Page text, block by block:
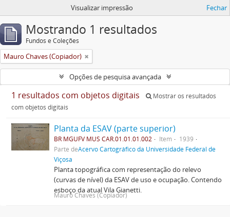
Visualizar impressão Fechar
Mostrando 1 resultados
Fundos e Coleções
Mauro Chaves (Copiador)
Opções de pesquisa avançada
1 resultados com objetos digitais
Mostrar os resultados
com objetos digitais
Planta da ESAV (parte superior)
BR MGUFV MUS CAR.01.01.01.002 Item
1939
Parte deAcervo Cartográfico da Universidade Federal de
Viçosa
Planta topográfica com representação do relevo
(curvas de nível) da ESAV de uso e ocupação. Contendo
esboço da atual Vila Gianetti.
Mauro Chaves (Copiador)